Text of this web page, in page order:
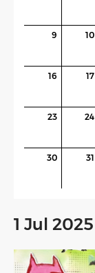
9 10
16 17
23 24
30 31
1 Jul 2025